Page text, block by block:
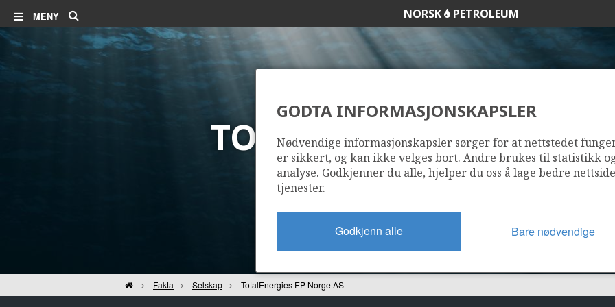
MENY NORSK PETROLEUM
TOTALENERGIES EP
Hjem Fakta Selskap TotalEnergies EP Norge AS
GODTA INFORMASJONSKAPSLER
Nødvendige informasjonskapsler sørger for at nettstedet
er sikkert, og kan ikke velges bort. Andre brukes til statistikk
analyse. Godkjenner du alle, hjelper du oss å lage bedre
tjenester.
Godkjenn alle Bare nødvendige